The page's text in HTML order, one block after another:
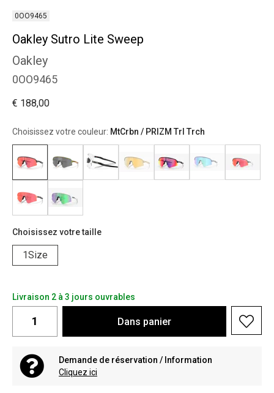
0OO9465
Oakley Sutro Lite Sweep
Oakley
0OO9465
€ 188,00
Choisissez votre couleur: MtCrbn / PRIZM Trl Trch
Choisissez votre taille
1Size
Livraison 2 à 3 jours ouvrables
Dans panier
Demande de réservation / Information
Cliquez ici